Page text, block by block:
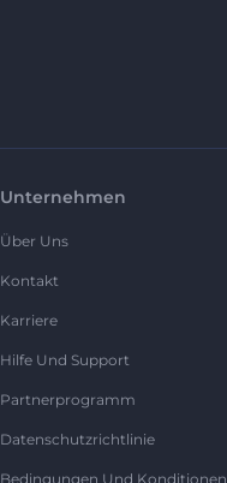
Unternehmen
Über Uns
Kontakt
Karriere
Hilfe Und Support
Partnerprogramm
Datenschutzrichtlinie
Bedingungen Und Konditionen